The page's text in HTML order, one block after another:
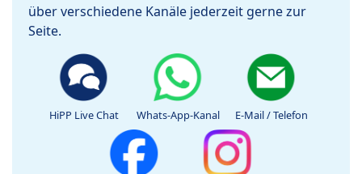
über verschiedene Kanäle jederzeit gerne zur
Seite.
HiPP Live Chat Whats-App-Kanal E-Mail / Telefon